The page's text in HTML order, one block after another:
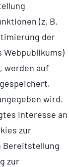
(z. B.
der
Webpublikums)
werden auf
gespeichert,
wird.
Interesse an
zur
Bereitstellung
zur